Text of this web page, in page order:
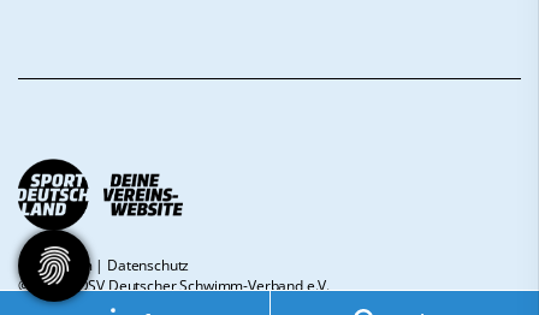
Impressum| Datenschutz
© 2026 - DSV Deutscher Schwimm-Verband e.V.